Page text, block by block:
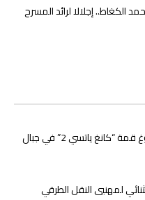
إجلالا لرائد المسرح
يوسف التازي يحقق إنجازًا تاريخيًا ببلوغ قمة “كانغ ياتسي 2” في جبال
لمهنيي النقل الطرقي